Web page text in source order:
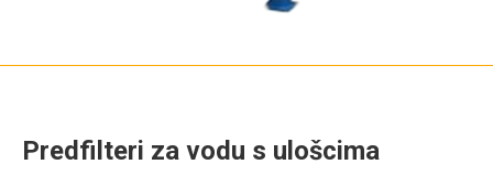
Predfilteri za vodu s ulošcima